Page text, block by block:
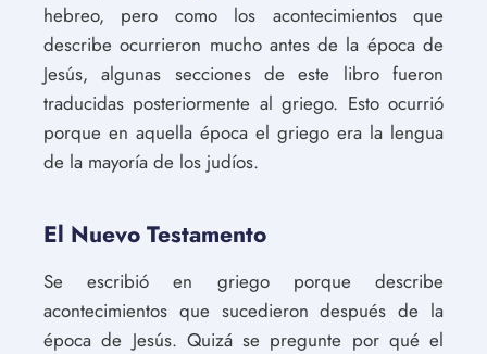
hebreo, pero como los acontecimientos que
describe ocurrieron mucho antes de la época de
Jesús, algunas secciones de este libro fueron
traducidas posteriormente al griego. Esto ocurrió
porque en aquella época el griego era la lengua
de la mayoría de los judíos.
El Nuevo Testamento
Se escribió en griego porque describe
acontecimientos que sucedieron después de la
época de Jesús. Quizá se pregunte por qué el